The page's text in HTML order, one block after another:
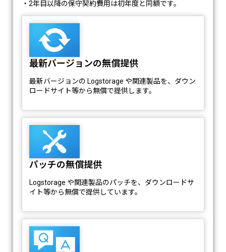
・2年目以降の保守契約費用は初年度と同額です。
最新バージョンの無償提供
最新バージョンの Logstorage や関連製品を、ダウン
ロードサイト等から無償で提供します。
パッチの無償提供
Logstorage や関連製品のパッチを、ダウンロードサ
イト等から無償で提供しています。